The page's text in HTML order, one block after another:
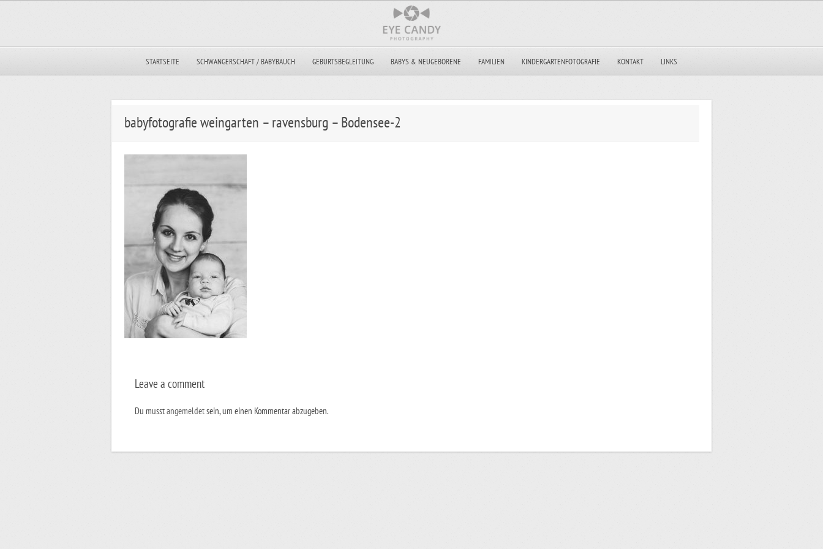
STARTSEITE SCHWANGERSCHAFT / BABYBAUCH GEBURTSBEGLEITUNG BABYS & NEUGEBORENE FAMILIEN KINDERGARTENFOTOGRAFIE KONTAKT LINKS
babyfotografie weingarten – ravensburg – Bodensee-2
Leave a comment
Du musstangemeldetsein, um einen Kommentar abzugeben.